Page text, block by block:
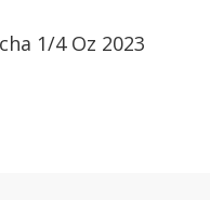
1/4 Oz 2023